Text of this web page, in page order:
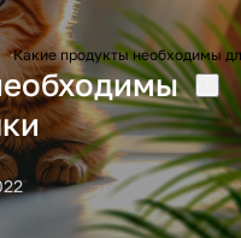
Какие продукты необходимы